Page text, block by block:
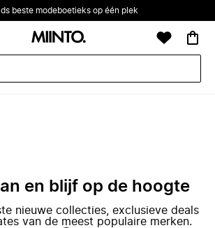
beste modeboetieks op één plek
en blijf op de hoogte
nieuwe collecties, exclusieve deals
van de meest populaire merken.